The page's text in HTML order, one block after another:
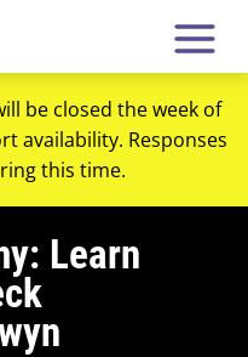
be closed the week of
availability. Responses
this time.
Learn